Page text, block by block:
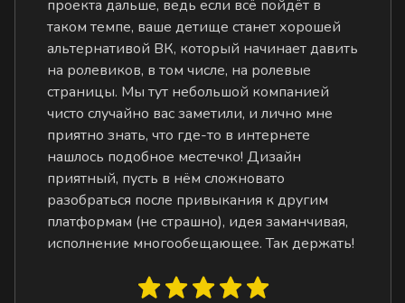
проекта дальше, ведь если всё пойдёт в
таком темпе, ваше детище станет хорошей
альтернативой ВК, который начинает давить
на ролевиков, в том числе, на ролевые
страницы. Мы тут небольшой компанией
чисто случайно вас заметили, и лично мне
приятно знать, что где-то в интернете
нашлось подобное местечко! Дизайн
приятный, пусть в нём сложновато
разобраться после привыкания к другим
платформам (не страшно), идея заманчивая,
исполнение многообещающее. Так держать!